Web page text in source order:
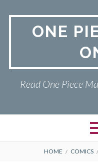
ONE
Read One Piece
Primary
ONE PIECEHOME COMICS